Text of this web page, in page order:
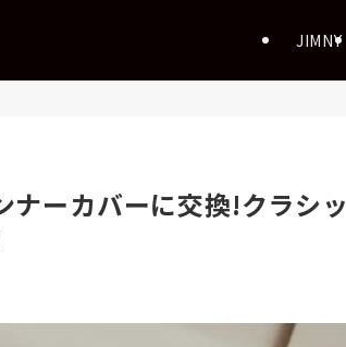
JIMNY
ナーカバーに交換!クラシッ